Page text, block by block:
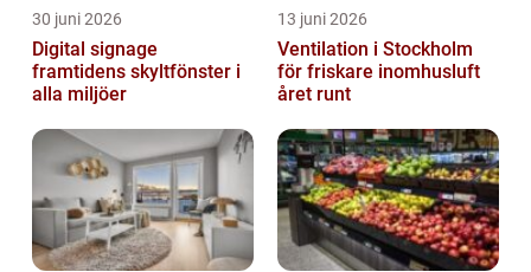
30 juni 2026
Digital signage
framtidens skyltfönster i
alla miljöer
13 juni 2026
Ventilation i Stockholm
för friskare inomhusluft
året runt